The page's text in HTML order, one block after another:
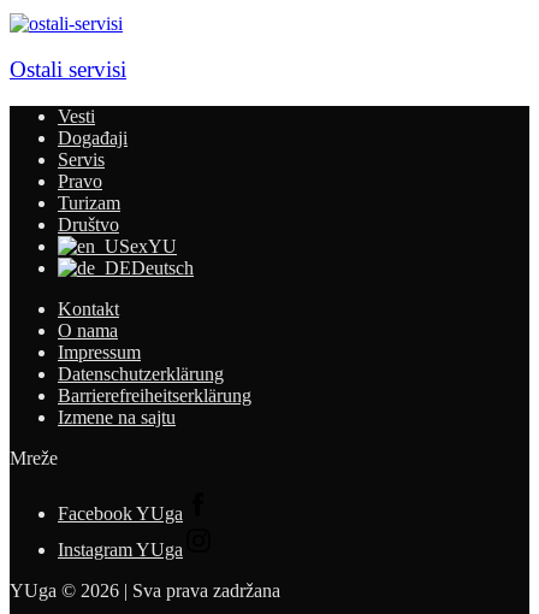
Ostali servisi
Vesti
Događaji
Servis
Pravo
Turizam
Društvo
exYU
Deutsch
Kontakt
O nama
Impressum
Datenschutzerklärung
Barrierefreiheitserklärung
Izmene na sajtu
Mreže
Facebook YUga
Instagram YUga
YUga © 2026 | Sva prava zadržana